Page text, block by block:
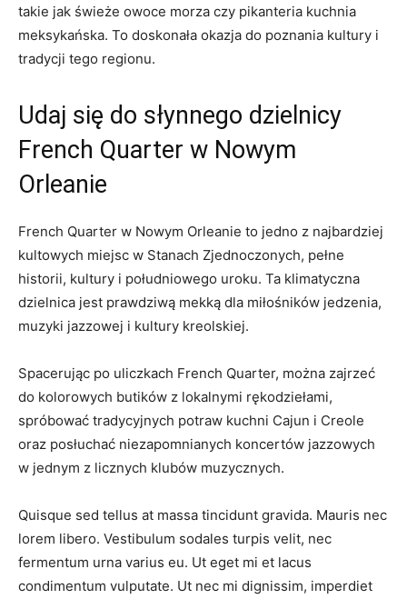
takie jak świeże owoce morza czy pikanteria kuchnia
meksykańska. To doskonała okazja do poznania kultury i
tradycji tego regionu.
Udaj się do słynnego dzielnicy
French Quarter w Nowym
Orleanie
French Quarter w Nowym Orleanie to jedno z najbardziej
kultowych miejsc w Stanach Zjednoczonych, pełne
historii, kultury i południowego uroku. Ta klimatyczna
dzielnica jest prawdziwą mekką dla miłośników jedzenia,
muzyki jazzowej i kultury kreolskiej.
Spacerując po uliczkach French Quarter, można zajrzeć
do kolorowych butików z lokalnymi rękodziełami,
spróbować tradycyjnych potraw kuchni Cajun i Creole
oraz posłuchać niezapomnianych koncertów jazzowych
w jednym z licznych klubów muzycznych.
Quisque sed tellus at massa tincidunt gravida. Mauris nec
lorem libero. Vestibulum sodales turpis velit, nec
fermentum urna varius eu. Ut eget mi et lacus
condimentum vulputate. Ut nec mi dignissim, imperdiet